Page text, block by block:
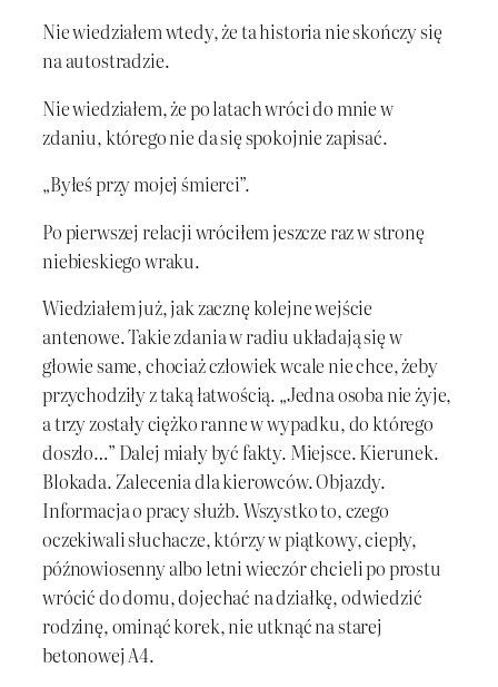
Nie wiedziałem wtedy, że ta historia nie skończy się
na autostradzie.
Nie wiedziałem, że po latach wróci do mnie w
zdaniu, którego nie da się spokojnie zapisać.
„Byłeś przy mojej śmierci”.
Po pierwszej relacji wróciłem jeszcze raz w stronę
niebieskiego wraku.
Wiedziałem już, jak zacznę kolejne wejście
antenowe. Takie zdania w radiu układają się w
głowie same, chociaż człowiek wcale nie chce, żeby
przychodziły z taką łatwością. „Jedna osoba nie żyje,
a trzy zostały ciężko ranne w wypadku, do którego
doszło…” Dalej miały być fakty. Miejsce. Kierunek.
Blokada. Zalecenia dla kierowców. Objazdy.
Informacja o pracy służb. Wszystko to, czego
oczekiwali słuchacze, którzy w piątkowy, ciepły,
późnowiosenny albo letni wieczór chcieli po prostu
wrócić do domu, dojechać na działkę, odwiedzić
rodzinę, ominąć korek, nie utknąć na starej
betonowej A4.